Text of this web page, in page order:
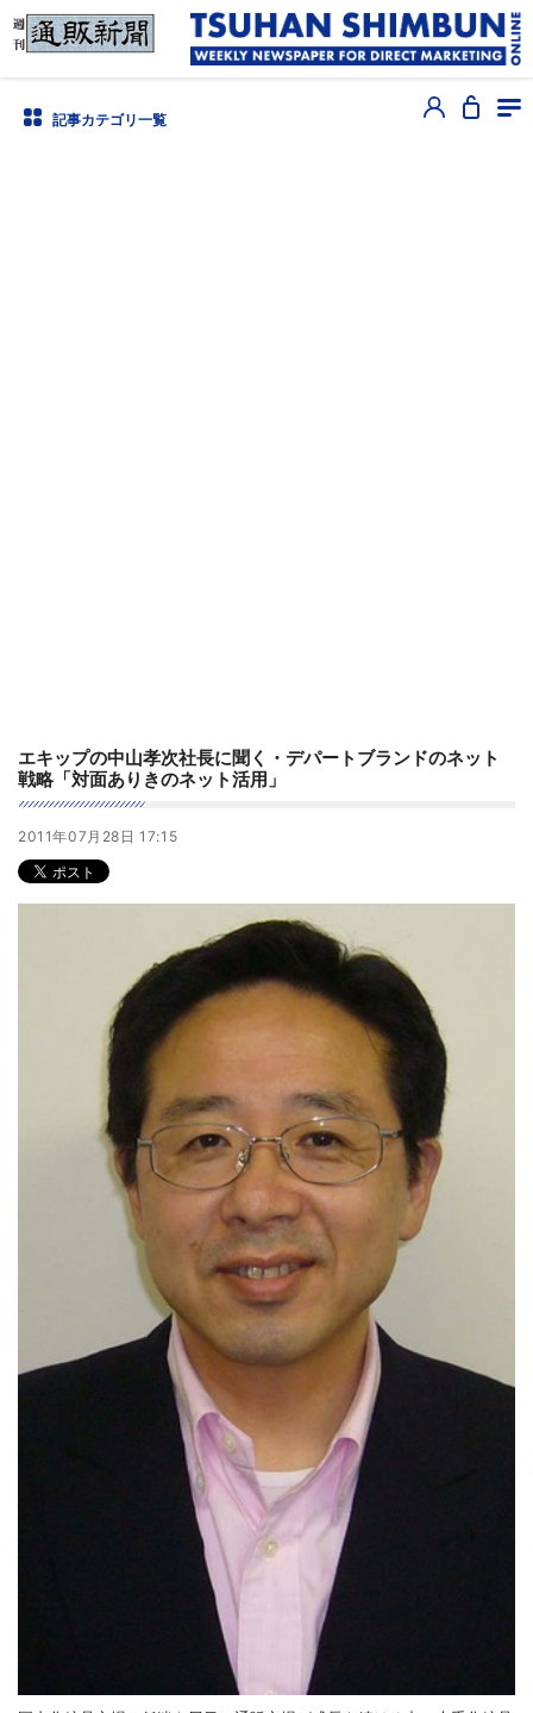
記事カテゴリ一覧
エキップの中山孝次社長に聞く・デパートブランドのネット
戦略「対面ありきのネット活用」
2011年07月28日 17:15